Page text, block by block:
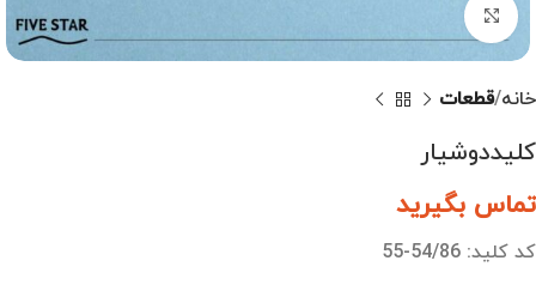
بزرگنمایی تصویر
خانه قطعات
کلیددوشیار
تماس بگیرید
کد کلید: 54/86-55